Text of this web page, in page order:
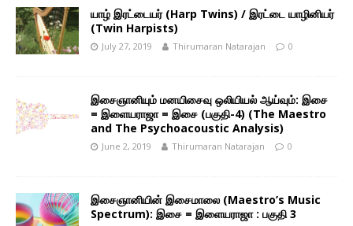
யாழ் இரட்டையர் (Harp Twins) / இரட்டை யாழினியர்
(Twin Harpists)
July 27, 2019 Thirumaran Natarajan 0
இசைஞானியும் மனயிசைவு ஒலியியல் ஆய்வும்: இசை
= இளையராஜா = இசை (பகுதி-4) (The Maestro
and The Psychoacoustic Analysis)
June 2, 2019 Thirumaran Natarajan 0
இசைஞானியின் இசைமாலை (Maestro’s Music
Spectrum): இசை = இளையராஜா : பகுதி 3